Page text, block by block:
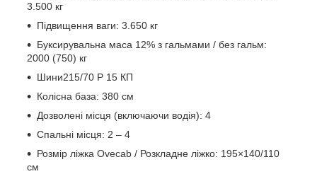
3.500 кг
Підвищення ваги: 3.650 кг
Буксирувальна маса 12% з гальмами / без гальм:
2000 (750) кг
Шини215/70 Р 15 КП
Колісна база: 380 см
Дозволені місця (включаючи водія): 4
Спальні місця: 2 – 4
Розмір ліжка Ovecab / Розкладне ліжко: 195×140/110
см